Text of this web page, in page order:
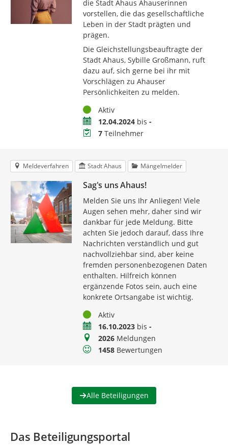
die Stadt Ahaus Ahauserinnen
vorstellen, die das gesellschaftliche
Leben in der Stadt prägten und
prägen.
Die Gleichstellungsbeauftragte der
Stadt Ahaus, Sybille Großmann, ruft
dazu auf, sich gerne bei ihr mit
Vorschlägen zu Ahauser
Persönlichkeiten zu melden.
StatusAktiv
Zeitraum12.04.2024bis -
Teilnehmer
7Teilnehmer
Meldeverfahren Stadt Ahaus Mängelmelder
Sag's uns Ahaus!
Melden Sie uns Ihr Anliegen! Viele
Augen sehen mehr, daher sind wir
dankbar für jede Meldung. Bitte
achten Sie jedoch darauf, dass Ihre
Nachrichten verständlich und gut
nachvollziehbar sind, aber keine
fremden personenbezogenen Daten
enthalten. Hilfreich können
ergänzende Fotos sein, auch eine
konkrete Ortsangabe ist wichtig.
StatusAktiv
Zeitraum16.10.2023bis -
Meldungen
2026Meldungen
Bewertungen
1458Bewertungen
Alle Beteiligungen
Das Beteiligungsportal